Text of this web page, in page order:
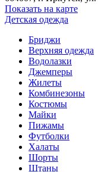
Показать на карте
Детская одежда
Бриджи
Верхняя одежда
Водолазки
Джемперы
Жилеты
Комбинезоны
Костюмы
Майки
Пижамы
Футболки
Халаты
Шорты
Штаны